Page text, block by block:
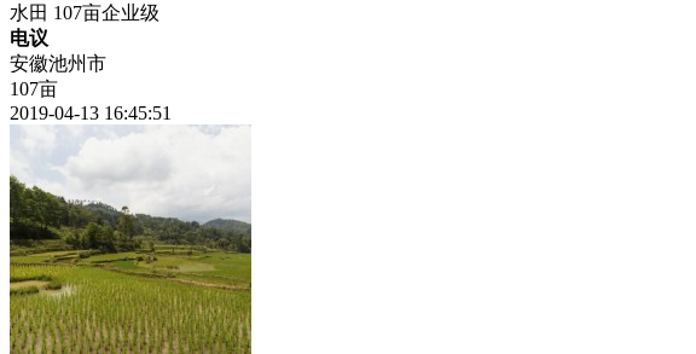
水田 107亩企业级
电议
安徽池州市
107亩
2019-04-13 16:45:51